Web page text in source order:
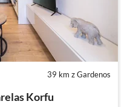
39 km z Gardenos
Korfu